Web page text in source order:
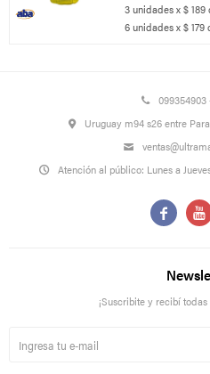
3 unidades x $
6 unidades x $ 179
099354903
Uruguay m94 s26 entre
Atención al público: Lunes a
 
¡Suscribite y recibí